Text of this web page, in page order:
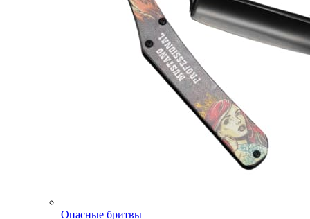
Опасные бритвы